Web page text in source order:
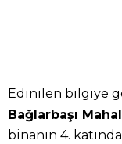
Edinilen bilgiye
Bağlarbaşı
binanın 4.